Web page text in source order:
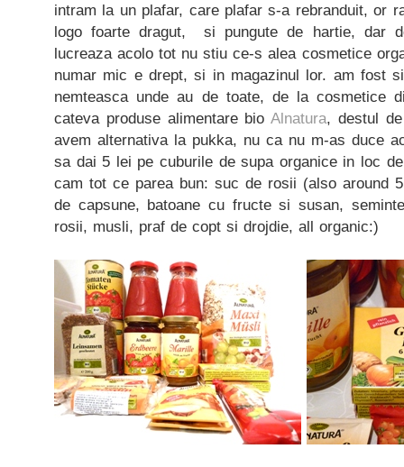
intram la un plafar, care plafar s-a rebranduit, or
logo foarte dragut, si pungute de hartie, dar
lucreaza acolo tot nu stiu ce-s alea cosmetice
numar mic e drept, si in magazinul lor. am fost
nemteasca unde au de toate, de la cosmetice
cateva produse alimentare bio Alnatura, destul
avem alternativa la pukka, nu ca nu m-as duce
sa dai 5 lei pe cuburile de supa organice in loc
cam tot ce parea bun: suc de rosii (also around
de capsune, batoane cu fructe si susan,
rosii, musli, praf de copt si drojdie, all organic:)